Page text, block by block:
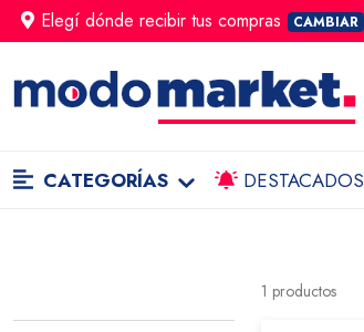
Elegí dónde recibir tus compras CAMBIAR
CATEGORÍAS DESTACADOS
1 productos